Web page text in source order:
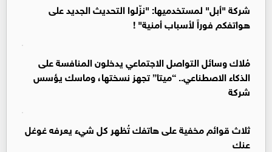
شركة "أبل" لمستخدميها: "نزّلوا التحديث الجديد على
هواتفكم فوراً لأسباب أمنية" !
مُلاك وسائل التواصل الاجتماعي يدخلون المنافسة على
الذكاء الاصطناعي.. “ميتا” تجهز نسختها، وماسك يؤسس
شركة
ثلاث قوائم مخفية على هاتفك تُظهر كل شيء يعرفه غوغل
عنك